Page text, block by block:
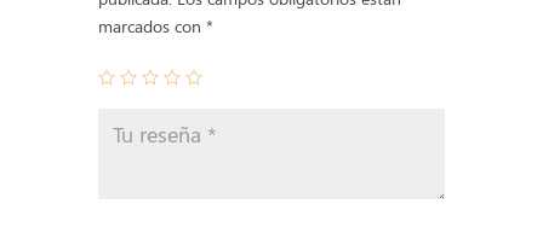
marcados con *